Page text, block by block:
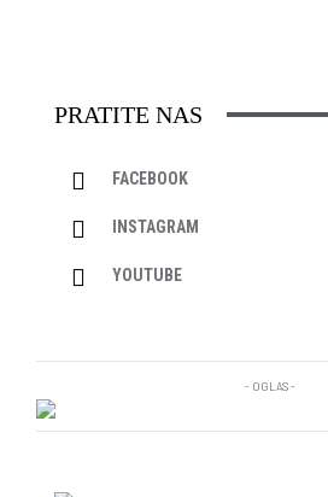
PRATITE NAS
FACEBOOK
INSTAGRAM
YOUTUBE
- OGLAS -